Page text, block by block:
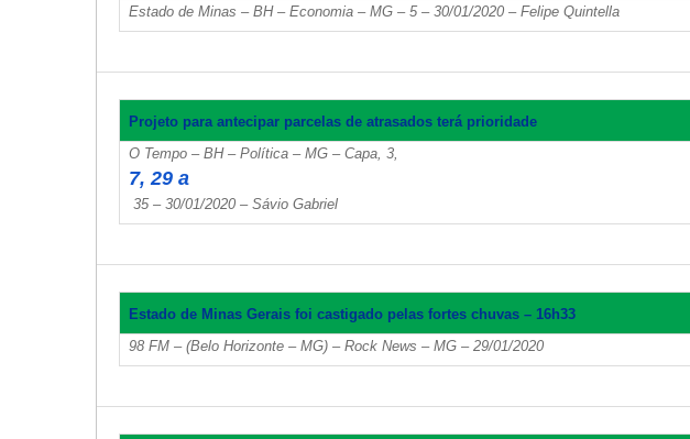
Estado de Minas – BH – Economia – MG – 5 – 30/01/2020 – Felipe Quintella
Projeto para antecipar parcelas de atrasados terá prioridade
O Tempo – BH – Política – MG – Capa, 3,
7, 29 a
35 – 30/01/2020 – Sávio Gabriel
Estado de Minas Gerais foi castigado pelas fortes chuvas – 16h33
98 FM – (Belo Horizonte – MG) – Rock News – MG – 29/01/2020